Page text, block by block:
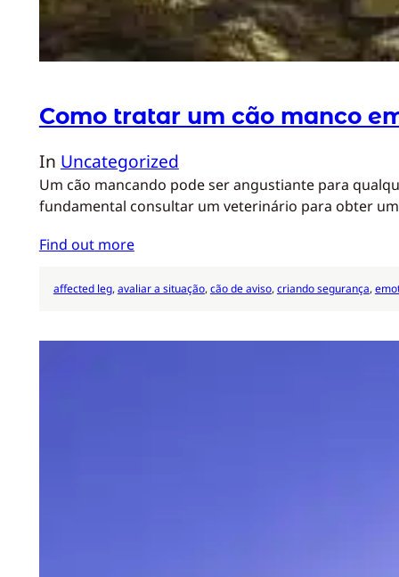
Como tratar um cão manco
In Uncategorized
Um cão mancando pode ser angustiante para
fundamental consultar um veterinário para obter
Find out more
affected leg, avaliar a situação, cão de aviso, criando segurança,